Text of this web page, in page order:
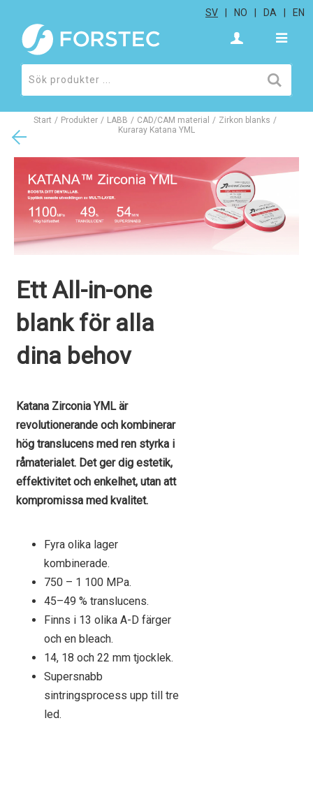
SV NO DA EN
Start / Produkter / LABB / CAD/CAM material / Zirkon blanks /
Kuraray Katana YML
Ett All-in-one
blank för alla
dina behov
Katana Zirconia YML är
revolutionerande och kombinerar
hög translucens med ren styrka i
råmaterialet. Det ger dig estetik,
effektivitet och enkelhet, utan att
kompromissa med kvalitet.
Fyra olika lager
kombinerade.
750 – 1 100 MPa.
45–49 % translucens.
Finns i 13 olika A-D färger
och en bleach.
14, 18 och 22 mm tjocklek.
Supersnabb
sintringsprocess upp till tre
led.